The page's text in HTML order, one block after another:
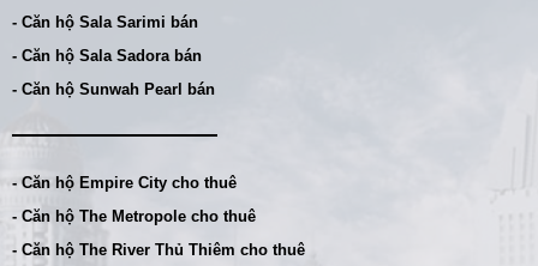
- Căn hộ Sala Sarimi bán
- Căn hộ Sala Sadora bán
- Căn hộ Sunwah Pearl bán
- Căn hộ Empire City cho thuê
- Căn hộ The Metropole cho thuê
- Căn hộ The River Thủ Thiêm cho thuê